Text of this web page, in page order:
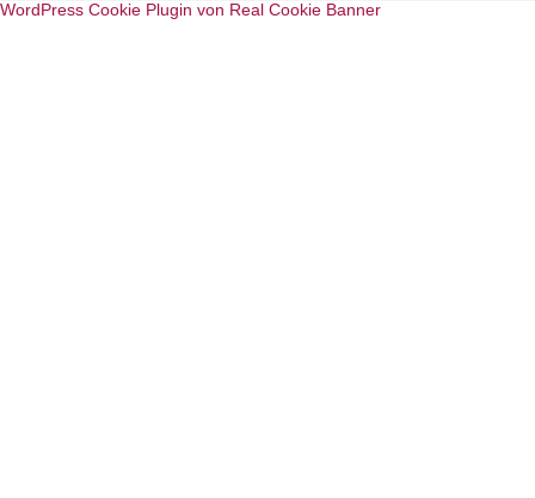
WordPress Cookie Plugin von Real Cookie Banner